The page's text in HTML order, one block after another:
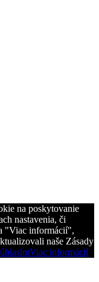
na poskytovanie
nastavenia, či
"Viac informácií",
naše Zásady
Viac informácií